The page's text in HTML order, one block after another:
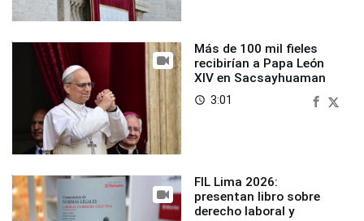
Más de 100 mil fieles
recibirían a Papa León
XIV en Sacsayhuaman
access_time 3:01
FIL Lima 2026:
presentan libro sobre
derecho laboral y